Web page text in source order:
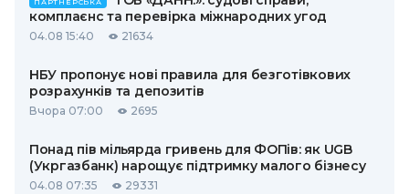
ПАРТНЕРСЬКА
комплаєнс та перевірка міжнародних угод
04.08 15:40 21634
НБУ пропонує нові правила для безготівкових
розрахунків та депозитів
Вчора 07:00 2695
Понад пів мільярда гривень для ФОПів: як UGB
(Укргазбанк) нарощує підтримку малого бізнесу
04.08 07:35 29331